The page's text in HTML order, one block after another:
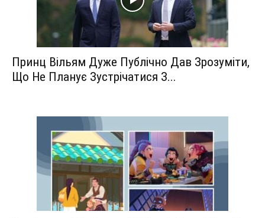
Принц Вільям Дуже Публічно Дав Зрозуміти,
Що Не Планує Зустрічатися З...